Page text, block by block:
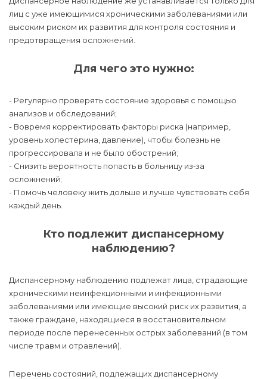
лиц с уже имеющимися хроническими заболеваниями или
высоким риском их развития для контроля состояния и
предотвращения осложнений.
Для чего это нужно:
- Регулярно проверять состояние здоровья с помощью
анализов и обследований;
- Вовремя корректировать факторы риска (например,
уровень холестерина, давление), чтобы болезнь не
прогрессировала и не было обострений;
- Снизить вероятность попасть в больницу из‑за
осложнений;
- Помочь человеку жить дольше и лучше чувствовать себя
каждый день.
Кто подлежит диспансерному
наблюдению?
Диспансерному наблюдению подлежат лица, страдающие
хроническими неинфекционными и инфекционными
заболеваниями или имеющие высокий риск их развития, а
также граждане, находящиеся в восстановительном
периоде после перенесенных острых заболеваний (в том
числе травм и отравлений).
Перечень состояний, подлежащих диспансерному